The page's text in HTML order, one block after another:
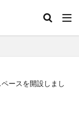
ースを開設しまし